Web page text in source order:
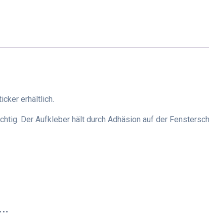
erhältlich.
Der Aufkleber hält durch Adhäsion auf der